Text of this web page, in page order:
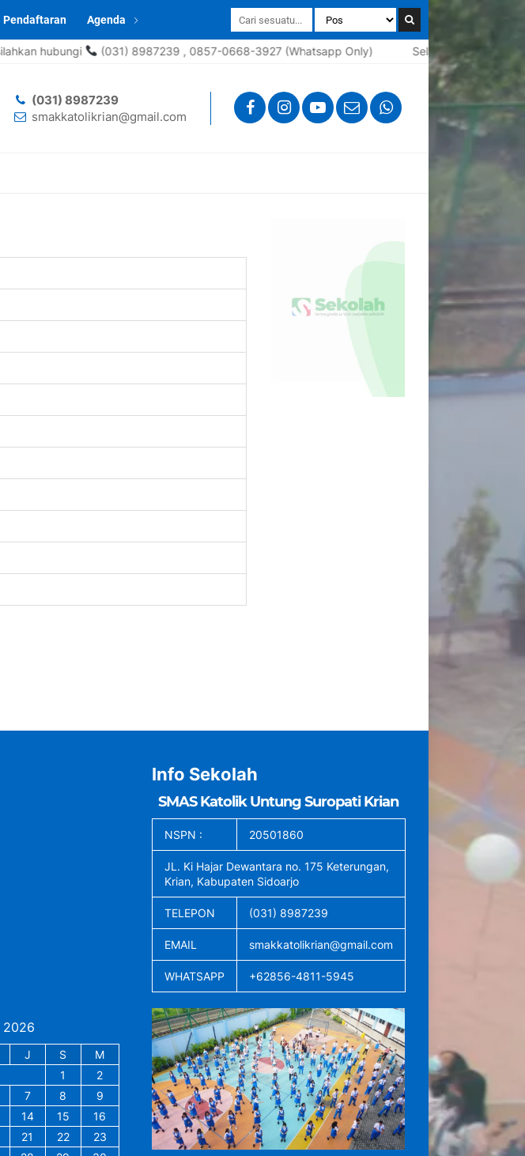
Pendaftaran Agenda
(031) 8987239 , 0857-0668-3927 (Whatsapp Only) Selamat datang di website
(031) 8987239
smakkatolikrian@gmail.com
2026
J S
M
1
2
7 8
9
14 15
16
21 22
23
Info Sekolah
SMAS Katolik Untung Suropati Krian
NSPN : 20501860
JL. Ki Hajar Dewantara no. 175 Keterungan,
Krian, Kabupaten Sidoarjo
TELEPON (031) 8987239
EMAIL smakkatolikrian@gmail.com
WHATSAPP +62856-4811-5945